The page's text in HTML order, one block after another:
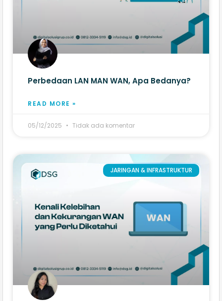
Perbedaan LAN MAN WAN, Apa Bedanya?
READ MORE »
05/12/2025 Tidak ada komentar
JARINGAN & INFRASTRUKTUR